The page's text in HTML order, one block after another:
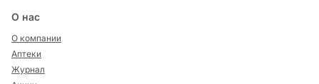
О нас
О компании
Аптеки
Журнал